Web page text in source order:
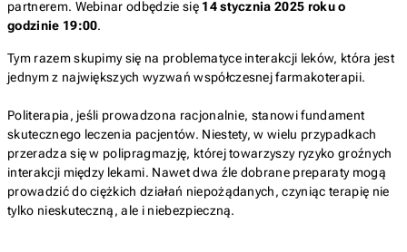
partnerem. Webinar odbędzie się 14 stycznia 2025 roku o
godzinie 19:00.
Tym razem skupimy się na problematyce interakcji leków, która jest
jednym z największych wyzwań współczesnej farmakoterapii.
Politerapia, jeśli prowadzona racjonalnie, stanowi fundament
skutecznego leczenia pacjentów. Niestety, w wielu przypadkach
przeradza się w polipragmazję, której towarzyszy ryzyko groźnych
interakcji między lekami. Nawet dwa źle dobrane preparaty mogą
prowadzić do ciężkich działań niepożądanych, czyniąc terapię nie
tylko nieskuteczną, ale i niebezpieczną.